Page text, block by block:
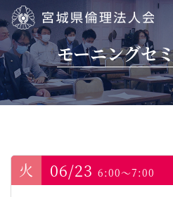
宮城県倫理法人会モーニングセ
06/23 6:00～7:00